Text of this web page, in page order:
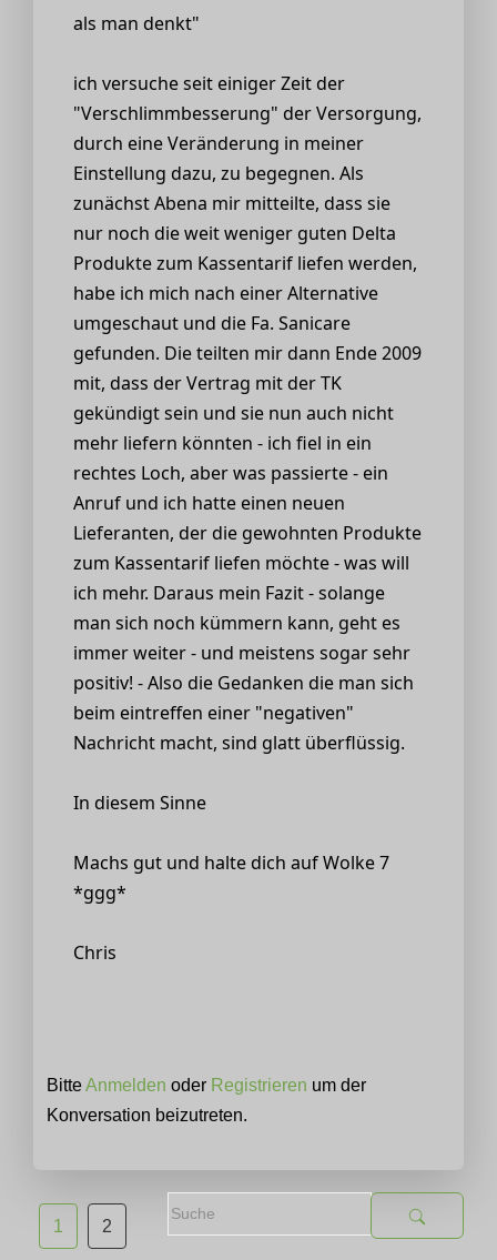
als man denkt"
ich versuche seit einiger Zeit der
"Verschlimmbesserung" der Versorgung,
durch eine Veränderung in meiner
Einstellung dazu, zu begegnen. Als
zunächst Abena mir mitteilte, dass sie
nur noch die weit weniger guten Delta
Produkte zum Kassentarif liefen werden,
habe ich mich nach einer Alternative
umgeschaut und die Fa. Sanicare
gefunden. Die teilten mir dann Ende 2009
mit, dass der Vertrag mit der TK
gekündigt sein und sie nun auch nicht
mehr liefern könnten - ich fiel in ein
rechtes Loch, aber was passierte - ein
Anruf und ich hatte einen neuen
Lieferanten, der die gewohnten Produkte
zum Kassentarif liefen möchte - was will
ich mehr. Daraus mein Fazit - solange
man sich noch kümmern kann, geht es
immer weiter - und meistens sogar sehr
positiv! - Also die Gedanken die man sich
beim eintreffen einer "negativen"
Nachricht macht, sind glatt überflüssig.
In diesem Sinne
Machs gut und halte dich auf Wolke 7
*ggg*
Chris
BitteAnmelden oder Registrieren um der
Konversation beizutreten.
1 2